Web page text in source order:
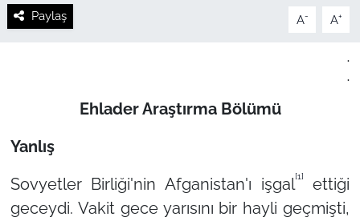
Paylaş A- A+
.
.
Ehlader Araştırma Bölümü
Yanlış
Sovyetler Birliği'nin Afganistan'ı işgal[1]
ettiği
geceydi. Vakit gece yarısını bir hayli geçmişti,